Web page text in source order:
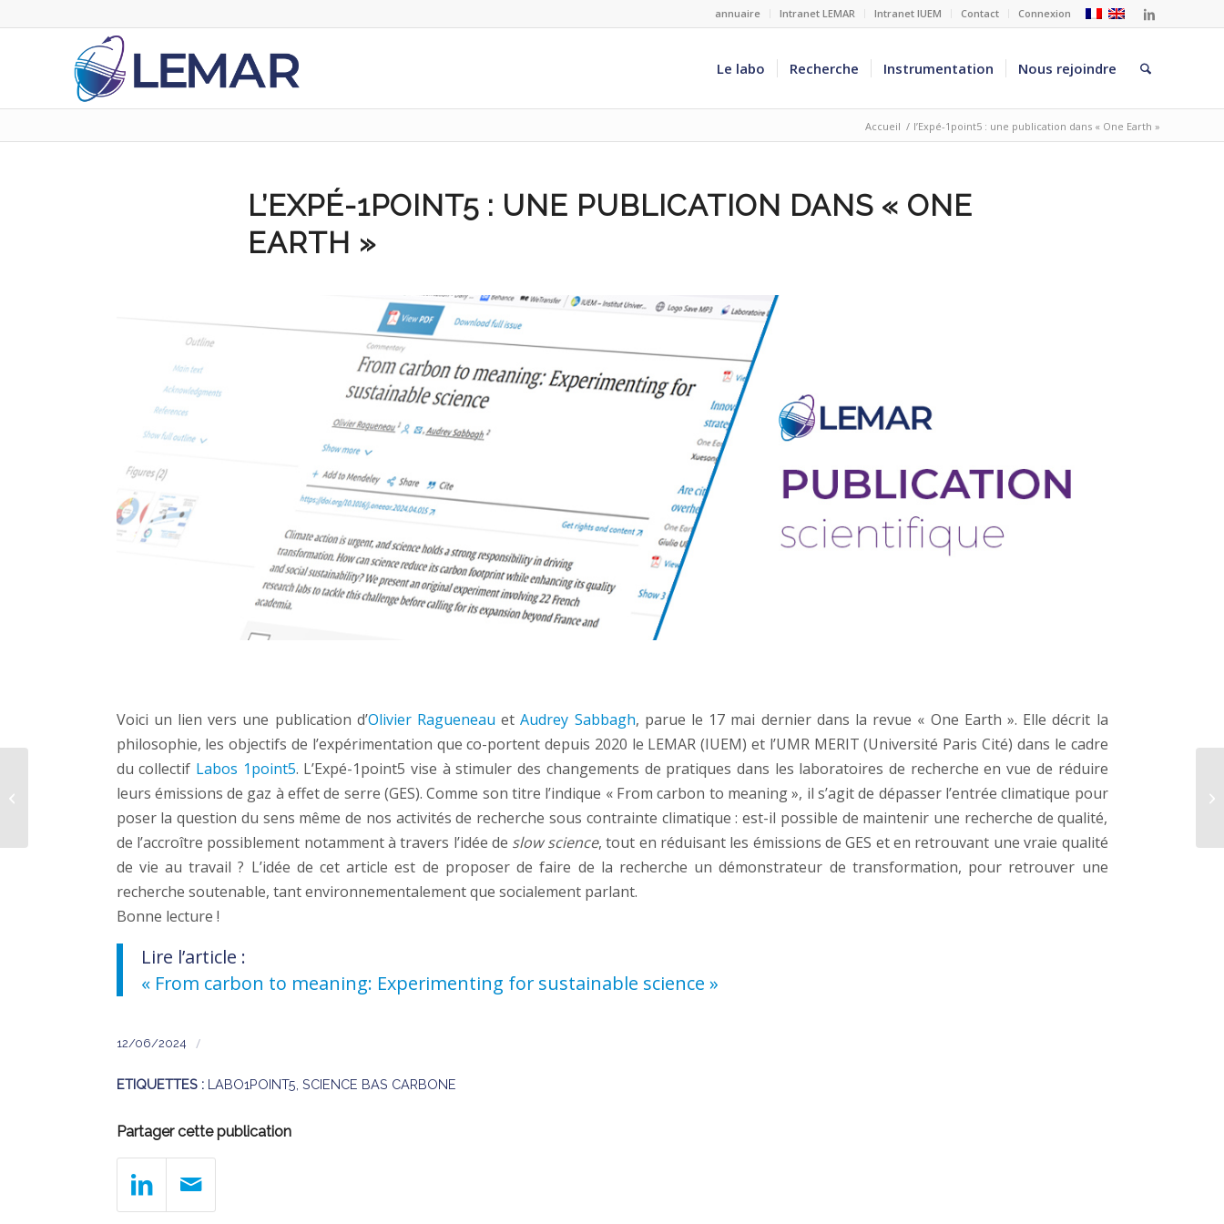
annuaire Intranet LEMAR Intranet IUEM Contact Connexion
Le labo Recherche Instrumentation Nous rejoindre
Accueil / l’Expé-1point5 : une publication dans « One Earth »
L’EXPÉ-1POINT5 : UNE PUBLICATION DANS « ONE
EARTH »
Voici un lien vers une publication d’Olivier Ragueneau etAudrey Sabbagh, parue le 17 mai dernier dans la revue « One Earth ». Elle décrit la
philosophie, les objectifs de l’expérimentation que co-portent depuis 2020 le LEMAR (IUEM) et l’UMR MERIT (Université Paris Cité) dans le cadre
du collectif Labos 1point5. L’Expé-1point5 vise à stimuler des changements de pratiques dans les laboratoires de recherche en vue de réduire
leurs émissions de gaz à effet de serre (GES). Comme son titre l’indique « From carbon to meaning », il s’agit de dépasser l’entrée climatique pour
poser la question du sens même de nos activités de recherche sous contrainte climatique : est-il possible de maintenir une recherche de qualité,
de l’accroître possiblement notamment à travers l’idée de slow science, tout en réduisant les émissions de GES et en retrouvant une vraie qualité
de vie au travail ? L’idée de cet article est de proposer de faire de la recherche un démonstrateur de transformation, pour retrouver une
recherche soutenable, tant environnementalement que socialement parlant.
Bonne lecture !
Lire l’article :
« From carbon to meaning: Experimenting for sustainable science »
12/06/2024 /
ETIQUETTES : LABO1POINT5 SCIENCE BAS CARBONE
Partager cette publication
poussière d’étoiles au
monde du vivant